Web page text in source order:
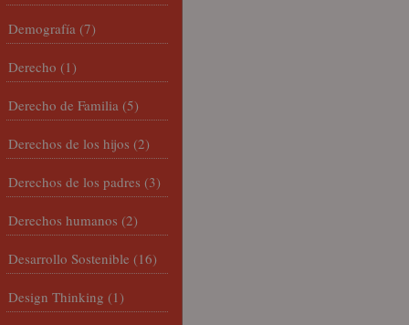
Demografía (7)
Derecho (1)
Derecho de Familia (5)
Derechos de los hijos (2)
Derechos de los padres (3)
Derechos humanos (2)
Desarrollo Sostenible (16)
Design Thinking (1)